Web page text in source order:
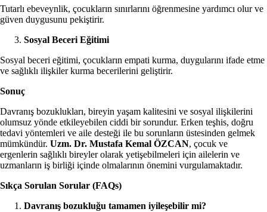
Tutarlı ebeveynlik, çocukların sınırlarını öğrenmesine yardımcı olur ve
güven duygusunu pekiştirir.
Sosyal Beceri Eğitimi
Sosyal beceri eğitimi, çocukların empati kurma, duygularını ifade etme
ve sağlıklı ilişkiler kurma becerilerini geliştirir.
Sonuç
Davranış bozuklukları, bireyin yaşam kalitesini ve sosyal ilişkilerini
olumsuz yönde etkileyebilen ciddi bir sorundur. Erken teşhis, doğru
tedavi yöntemleri ve aile desteği ile bu sorunların üstesinden gelmek
mümkündür. Uzm. Dr. Mustafa Kemal ÖZCAN, çocuk ve
ergenlerin sağlıklı bireyler olarak yetişebilmeleri için ailelerin ve
uzmanların iş birliği içinde olmalarının önemini vurgulamaktadır.
Sıkça Sorulan Sorular (FAQs)
Davranış bozukluğu tamamen iyileşebilir mi?